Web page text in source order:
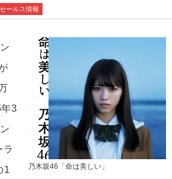
セールス情報
乃木坂46「命は美しい」
3
ラ
1